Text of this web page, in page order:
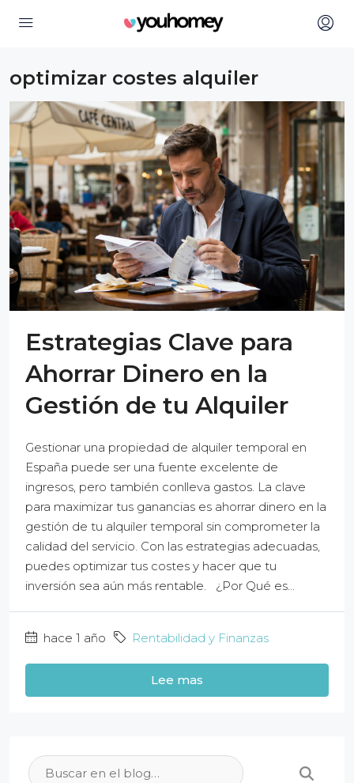
optimizar costes alquiler
Estrategias Clave para
Ahorrar Dinero en la
Gestión de tu Alquiler
Gestionar una propiedad de alquiler temporal en
España puede ser una fuente excelente de
ingresos, pero también conlleva gastos. La clave
para maximizar tus ganancias es ahorrar dinero en la
gestión de tu alquiler temporal sin comprometer la
calidad del servicio. Con las estrategias adecuadas,
puedes optimizar tus costes y hacer que tu
inversión sea aún más rentable. ¿Por Qué es...
hace 1 año Rentabilidad y Finanzas
Lee mas